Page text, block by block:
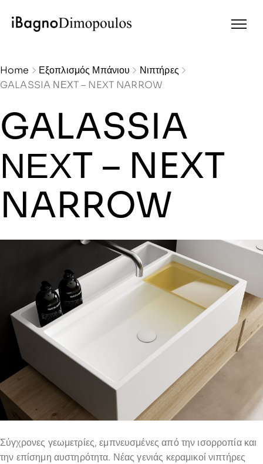
Home Εξοπλισμός Μπάνιου
Νιπτήρες
GALASSIA ΝΕΧT – NEXT NARROW
GALASSIA
ΝΕΧT – NEXT
NARROW
Σύγχρονες γεωμετρίες, εμπνευσμένες από την ισορροπία και
την επίσημη αυστηρότητα. Νέας γενιάς κεραμικοί νιπτήρες